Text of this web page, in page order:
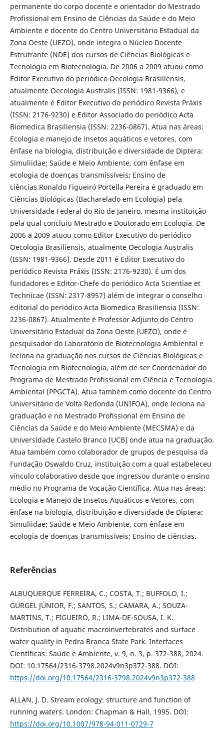
permanente do corpo docente e orientador do Mestrado
Profissional em Ensino de Ciências da Saúde e do Meio
Ambiente e docente do Centro Universitário Estadual da
Zona Oeste (UEZO), onde integra o Núcleo Docente
Estrutrante (NDE) dos cursos de Ciências Biológicas e
Tecnologia em Biotecnologia. De 2006 a 2009 atuou como
Editor Executivo do periódico Oecologia Brasiliensis,
atualmente Oecologia Australis (ISSN: 1981-9366), e
atualmente é Editor Executivo do periódico Revista Práxis
(ISSN: 2176-9230) e Editor Associado do periódico Acta
Biomedica Brasiliensia (ISSN: 2236-0867). Atua nas áreas:
Ecologia e manejo de insetos aquáticos e vetores, com
ênfase na biologia, distribuição e diversidade de Diptera:
Simuliidae; Saúde e Meio Ambiente, com ênfase em
ecologia de doenças transmissíveis; Ensino de
ciências.Ronaldo Figueiró Portella Pereira é graduado em
Ciências Biológicas (Bacharelado em Ecologia) pela
Universidade Federal do Rio de Janeiro, mesma instituição
pela qual concluiu Mestrado e Doutorado em Ecologia. De
2006 a 2009 atuou como Editor Executivo do periódico
Oecologia Brasiliensis, atualmente Oecologia Australis
(ISSN: 1981-9366). Desde 2011 é Editor Executivo do
periódico Revista Práxis (ISSN: 2176-9230). É um dos
fundadores e Editor-Chefe do periódico Acta Scientiae et
Technicae (ISSN: 2317-8957) além de integrar o conselho
editorial do periódico Acta Biomedica Brasiliensia (ISSN:
2236-0867). Atualmente é Professor Adjunto do Centro
Universitário Estadual da Zona Oeste (UEZO), onde é
pesquisador do Laboratório de Biotecnologia Ambiental e
leciona na graduação nos cursos de Ciências Biológicas e
Tecnologia em Biotecnologia, além de ser Coordenador do
Programa de Mestrado Profissional em Ciência e Tecnologia
Ambiental (PPGCTA). Atua também como docente do Centro
Universitário de Volta Redonda (UNIFOA), onde leciona na
graduação e no Mestrado Profissional em Ensino de
Ciências da Saúde e do Meio Ambiente (MECSMA) e da
Universidade Castelo Branco (UCB) onde atua na graduação.
Atua também como colaborador de grupos de pesquisa da
Fundação Oswaldo Cruz, instituição com a qual estabeleceu
vínculo colaborativo desde que ingressou durante o ensino
médio no Programa de Vocação Científica. Atua nas áreas:
Ecologia e Manejo de Insetos Aquáticos e Vetores, com
ênfase na biologia, distribuição e diversidade de Diptera:
Simuliidae; Saúde e Meio Ambiente, com ênfase em
ecologia de doenças transmissíveis; Ensino de ciências.
Referências
ALBUQUERQUE FERREIRA, C.; COSTA, T.; BUFFOLO, I.;
GURGEL JÚNIOR, F.; SANTOS, S.; CAMARA, A.; SOUZA-
MARTINS, T.; FIGUEIRÓ, R.; LIMA-DE-SOUSA, I. K.
Distribution of aquatic macroinvertebrates and surface
water quality in Pedra Branca State Park. Interfaces
Científicas: Saúde e Ambiente, v. 9, n. 3, p. 372-388, 2024.
DOI: 10.17564/2316-3798.2024v9n3p372-388. DOI:
https://doi.org/10.17564/2316-3798.2024v9n3p372-388
ALLAN, J. D. Stream ecology: structure and function of
running waters. London: Chapman & Hall, 1995. DOI:
https://doi.org/10.1007/978-94-011-0729-7